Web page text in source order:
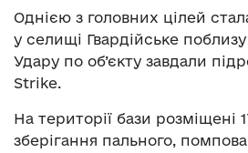
Однією з головних цілей
у селищі Гвардійське
Удару по об’єкту завдали
Strike.
На території бази розміщені
зберігання пального,